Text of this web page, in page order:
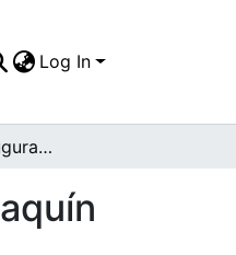
Log In
Semana Santa, inauguración del Santo Sepulcro donado por Joaquín G